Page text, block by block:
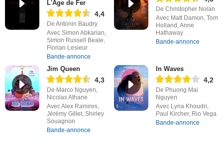
L'Âge de Fer
4,4
De Antonin Baudry
Avec Simon Abkarian,
Simon Russell Beale,
Florian Lesieur
Bande-annonce
De Christopher Nolan
Avec Matt Damon, Tom
Holland, Anne
Hathaway
Bande-annonce
Jim Queen
4,3
De Marco Nguyen,
Nicolas Athane
Avec Alex Ramires,
Jérémy Gillet, Shirley
Souagnon
Bande-annonce
In Waves
4,2
De Phuong Mai
Nguyen
Avec Lyna Khoudri,
Paul Kircher, Rio Vega
Bande-annonce